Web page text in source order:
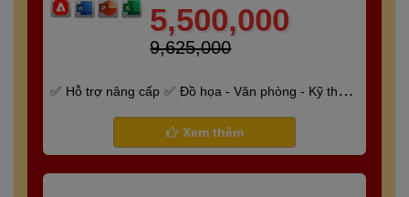
5,500,000
9,625,000
Hỗ trợ nâng cấp
Đồ họa - Văn phòng - Kỹ thuật
Xem thêm